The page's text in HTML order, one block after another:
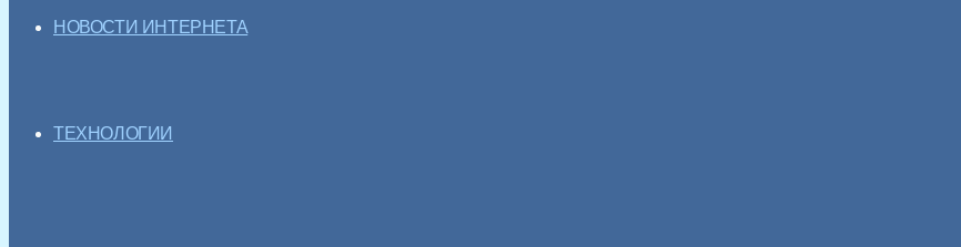
НОВОСТИ ИНТЕРНЕТА
ТЕХНОЛОГИИ